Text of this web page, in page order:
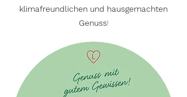
klimafreundlichen und hausgemachten
Genuss!